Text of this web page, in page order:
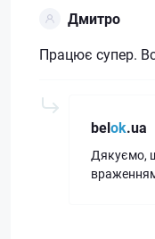
Дмитро
Працює супер.
belok.ua
Дякуємо,